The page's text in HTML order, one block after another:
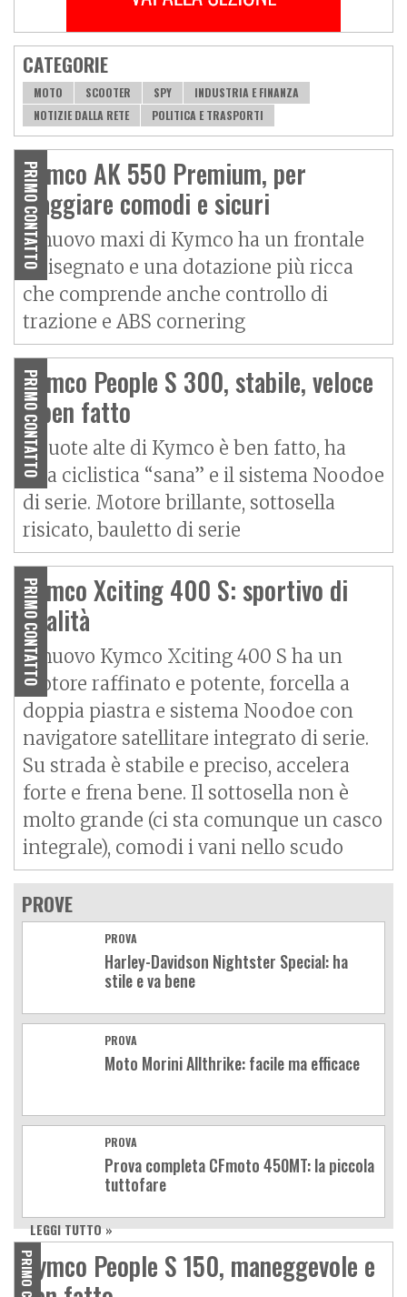
CATEGORIE
MOTO SCOOTER SPY
INDUSTRIA E FINANZA
NOTIZIE DALLA RETE
POLITICA E TRASPORTI
PRIMO CONTATTO
Kymco AK 550 Premium, per
viaggiare comodi e sicuri
Il nuovo maxi di Kymco ha un frontale
ridisegnato e una dotazione più ricca
che comprende anche controllo di
trazione e ABS cornering
PRIMO CONTATTO
Kymco People S 300, stabile, veloce
e ben fatto
Il ruote alte di Kymco è ben fatto, ha
una ciclistica “sana” e il sistema Noodoe
di serie. Motore brillante, sottosella
risicato, bauletto di serie
PRIMO CONTATTO
Kymco Xciting 400 S: sportivo di
qualità
Il nuovo Kymco Xciting 400 S ha un
motore raffinato e potente, forcella a
doppia piastra e sistema Noodoe con
navigatore satellitare integrato di serie.
Su strada è stabile e preciso, accelera
forte e frena bene. Il sottosella non è
molto grande (ci sta comunque un casco
integrale), comodi i vani nello scudo
PROVE
PROVA
Harley-Davidson Nightster Special: ha
stile e va bene
PROVA
Moto Morini Allthrike: facile ma efficace
PROVA
Prova completa CFmoto 450MT: la piccola
tuttofare
LEGGI TUTTO »
Kymco People S 150, maneggevole e